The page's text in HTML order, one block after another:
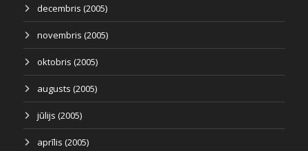
decembris (2005)
novembris (2005)
oktobris (2005)
augusts (2005)
jūlijs (2005)
aprīlis (2005)